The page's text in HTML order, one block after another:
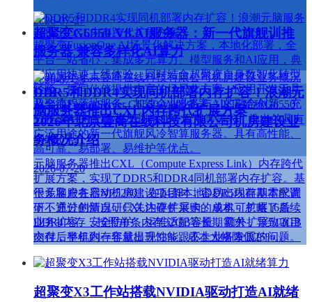
2026-07-27
超聚变FusionOne AI场景化解决方案，本地化部署，全
平台一站省心，集成多元算力、模型服务和AI应用，典
型应用快速上线体验。同时结合超聚变自身数智化转型
经验，协同伙伴提供丰富的场景化方案、应用开发工具
及全流程落地服务，加速企业业务与AI的融合创新，充
分释放AI的生产潜力。
超聚变G6550 V8 AI服务器：新一代旗舰训推
服务器 兼容多样化AI算力
2026-07-23
超聚变FusionServer G6550 V8服务器（以下简称G6550
V8）是针对AI大模型训推业务应用等需求，推出的具有
广泛用途的新一代旗舰风冷智算服务器。具有高性能、
高可靠、易部署、易维护等优点。
DDR5和DDR4实现同机部署内存扩容！浪潮元
脑服务器推出CXL内存跨代扩展方案
2026-07-21
元脑服务器推出CXL（Compute Express Link）内存跨代
扩展方案，实现了DDR5和DDR4同机部署内存扩容。基
于元脑服务器NF5280，在24条本地DDR5内存基本配置
下，通过创新自研CXL内存扩展卡，单机可扩展16条
DDR4内存，按照单条内存32GB容量，额外扩展512GB
内存，整机内存容量提升33%，成本大幅降低25%。
2026年北京壹商在线科技有限公司机房建设业
务概况介绍
2026-07-20
很多客户在启动机房建设项目时，容易出现前期需求调
研不充分的情况，只关注硬件采购的成本，忽略了后续
业务扩容、安全防护、运维适配等长期需求，导致项目
交付后半年到一年就出现性能跟不上业务发展的问题。
超聚变X3工作站搭载NVIDIA驱动打造AI就绪